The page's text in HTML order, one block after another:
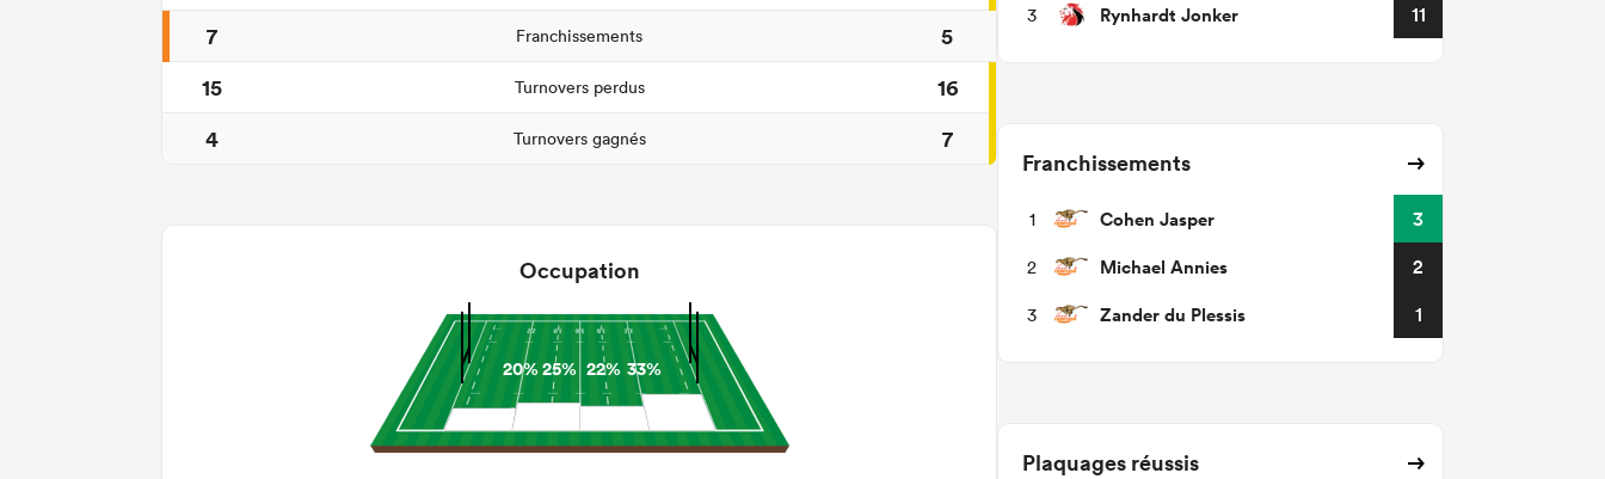
3 Rynhardt Jonker 11
Franchissements
1 Cohen Jasper 3
2 Michael Annies 2
3 Zander du Plessis 1
Plaquages réussis
7
Franchissements
5
15
Turnovers perdus
16
4
Turnovers gagnés 7
Occupation
20%25% 22% 33%